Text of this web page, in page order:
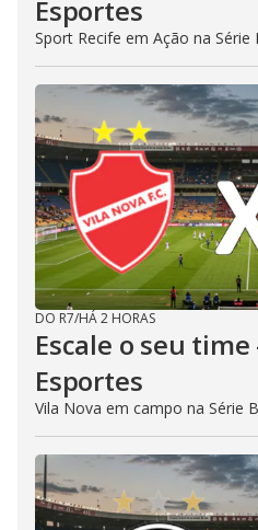
Esportes
Sport Recife em Ação na Série
DO R7/HÁ 2 HORAS
Escale o seu
Esportes
Vila Nova em campo na Série